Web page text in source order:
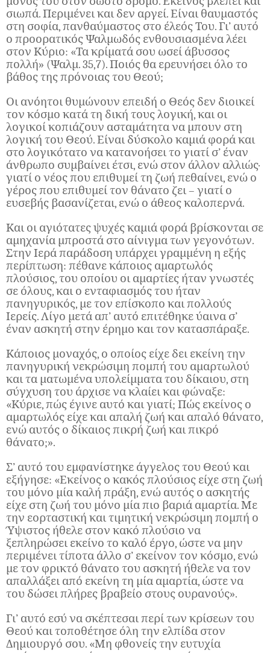
σιωπά. Περιμένει και δεν αργεί. Είναι θαυμαστός
στη σοφία, πανθαύμαστος στο έλεός Του. Γι’ αυτό
ο προορατικός Ψαλμωδός ενθουσιασμένα λέει
στον Κύριο: «Τα κρίματά σου ωσεί άβυσσος
πολλή» (Ψαλμ. 35,7). Ποιός θα ερευνήσει όλο το
βάθος της πρόνοιας του Θεού;
Οι ανόητοι θυμώνουν επειδή ο Θεός δεν διοικεί
τον κόσμο κατά τη δική τους λογική, και οι
λογικοί κοπιάζουν ασταμάτητα να μπουν στη
λογική του Θεού. Είναι δύσκολο καμιά φορά και
στο λογικότατο να κατανοήσει το γιατί σ’ έναν
άνθρωπο συμβαίνει έτσι, ενώ στον άλλον αλλιώς·
γιατί ο νέος που επιθυμεί τη ζωή πεθαίνει, ενώ ο
γέρος που επιθυμεί τον θάνατο ζει – γιατί ο
ευσεβής βασανίζεται, ενώ ο άθεος καλοπερνά.
Και οι αγιότατες ψυχές καμιά φορά βρίσκονται σε
αμηχανία μπροστά στο αίνιγμα των γεγονότων.
Στην Ιερά παράδοση υπάρχει γραμμένη η εξής
περίπτωση: πέθανε κάποιος αμαρτωλός
πλούσιος, του οποίου οι αμαρτίες ήταν γνωστές
σε όλους, και ο ενταφιασμός του ήταν
πανηγυρικός, με τον επίσκοπο και πολλούς
Ιερείς. Λίγο μετά απ’ αυτό επιτέθηκε ύαινα σ’
έναν ασκητή στην έρημο και τον κατασπάραξε.
Κάποιος μοναχός, ο οποίος είχε δει εκείνη την
πανηγυρική νεκρώσιμη πομπή του αμαρτωλού
και τα ματωμένα υπολείμματα του δίκαιου, στη
σύγχυση του άρχισε να κλαίει και φώναξε:
«Κύριε, πώς έγινε αυτό και γιατί; Πώς εκείνος ο
αμαρτωλός είχε και απαλή ζωή και απαλό θάνατο,
ενώ αυτός ο δίκαιος πικρή ζωή και πικρό
θάνατο;».
Σ’ αυτό του εμφανίστηκε άγγελος του Θεού και
εξήγησε: «Εκείνος ο κακός πλούσιος είχε στη ζωή
του μόνο μία καλή πράξη, ενώ αυτός ο ασκητής
είχε στη ζωή του μόνο μία πιο βαριά αμαρτία. Με
την εορταστική και τιμητική νεκρώσιμη πομπή ο
Ύψιστος ήθελε στον κακό πλούσιο να
ξεπληρώσει εκείνο το καλό έργο, ώστε να μην
περιμένει τίποτα άλλο σ’ εκείνον τον κόσμο, ενώ
με τον φρικτό θάνατο του ασκητή ήθελε να τον
απαλλάξει από εκείνη τη μία αμαρτία, ώστε να
του δώσει πλήρες βραβείο στους ουρανούς».
Γι’ αυτό εσύ να σκέπτεσαι περί των κρίσεων του
Θεού και τοποθέτησε όλη την ελπίδα στον
Δημιουργό σου. «Μη φθονείς την ευτυχία